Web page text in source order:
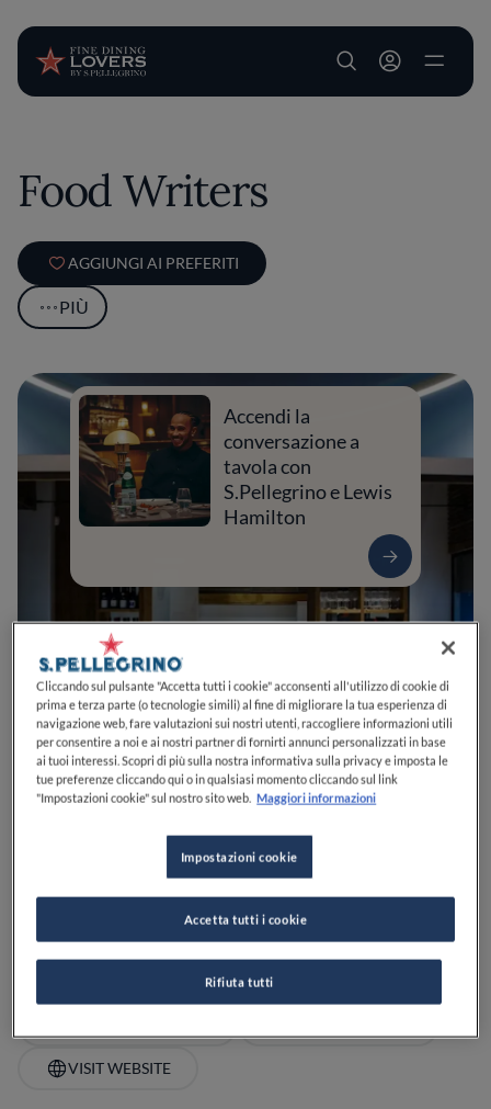
User account
Food Writers
AGGIUNGI AI PREFERITI
PIÙ
0 0 0 0 0
Accendi la
conversazione a
tavola con
S.Pellegrino e Lewis
Hamilton
Via Domenico Millelire, 1420147MilanoMIItalia
Venerdì, 19:15-23:59
VISIT WEBSITE
Cliccando sul pulsante "Accetta tutti i cookie" acconsenti all'utilizzo di cookie di
prima e terza parte (o tecnologie simili) al fine di migliorare la tua esperienza di
navigazione web, fare valutazioni sui nostri utenti, raccogliere informazioni utili
per consentire a noi e ai nostri partner di fornirti annunci personalizzati in base
ai tuoi interessi. Scopri di più sulla nostra informativa sulla privacy e imposta le
tue preferenze cliccando qui o in qualsiasi momento cliccando sul link
"Impostazioni cookie" sul nostro sito web. Maggiori informazioni
Impostazioni cookie
Rifiuta tutti
Accetta tutti i cookie